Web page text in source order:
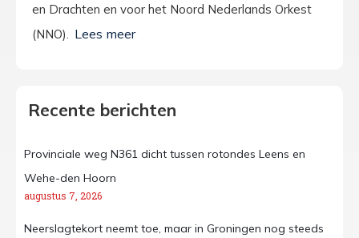
en Drachten en voor het Noord Nederlands Orkest
(NNO).
Recente berichten
Provinciale weg N361 dicht tussen rotondes Leens en
Wehe-den Hoorn
augustus 7, 2026
Neerslagtekort neemt toe, maar in Groningen nog steeds